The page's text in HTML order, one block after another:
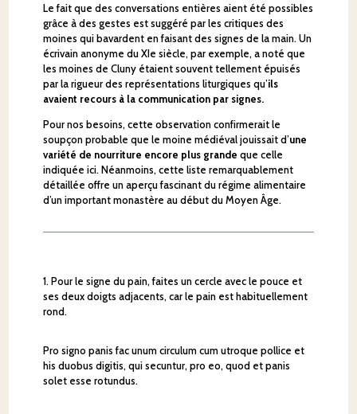
Le fait que des conversations entières aient été possibles
grâce à des gestes est suggéré par les critiques des
moines qui bavardent en faisant des signes de la main. Un
écrivain anonyme du XIe siècle, par exemple, a noté que
les moines de Cluny étaient souvent tellement épuisés
par la rigueur des représentations liturgiques qu’ils
avaient recours à la communication par signes.
Pour nos besoins, cette observation confirmerait le
soupçon probable que le moine médiéval jouissait d’une
variété de nourriture encore plus grande que celle
indiquée ici. Néanmoins, cette liste remarquablement
détaillée offre un aperçu fascinant du régime alimentaire
d’un important monastère au début du Moyen Âge.
1. Pour le signe du pain, faites un cercle avec le pouce et
ses deux doigts adjacents, car le pain est habituellement
rond.
Pro signo panis fac unum circulum cum utroque pollice et
his duobus digitis, qui secuntur, pro eo, quod et panis
solet esse rotundus.